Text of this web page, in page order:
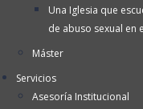
Una Iglesia que
de abuso sexual en
Máster
Servicios
Asesoría Institucional